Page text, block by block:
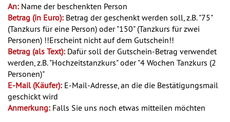
An: Name der beschenkten Person
Betrag (in Euro): Betrag der geschenkt werden soll, z.B. "75"
(Tanzkurs für eine Person) oder "150" (Tanzkurs für zwei
Personen) !!Erscheint nicht auf dem Gutschein!!
Betrag (als Text): Dafür soll der Gutschein-Betrag verwendet
werden, z.B. "Hochzeitstanzkurs" oder "4 Wochen Tanzkurs (2
Personen)"
E-Mail (Käufer): E-Mail-Adresse, an die die Bestätigungsmail
geschickt wird
Anmerkung: Falls Sie uns noch etwas mitteilen möchten